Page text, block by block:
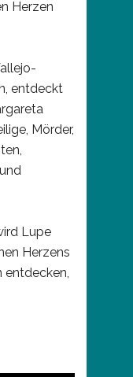
Herzen
entdeckt
Mörder,
Lupe
Herzens
entdecken,